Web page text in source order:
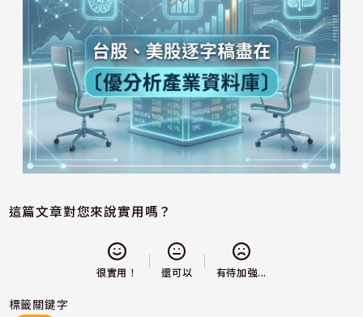
這篇文章對您來說實用嗎？
很實用！ 還可以 有待加強...
標籤關鍵字